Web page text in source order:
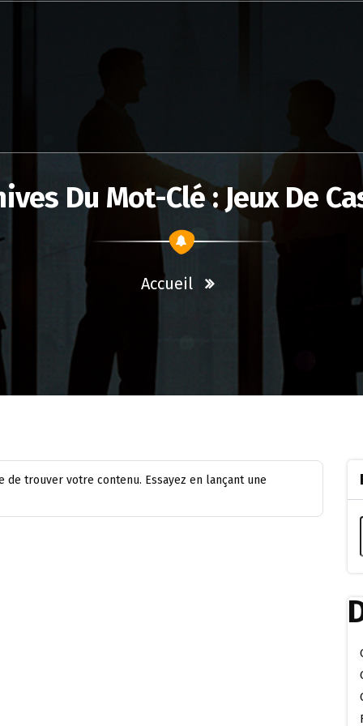
Du Mot-Clé : Jeux De
Accueil
trouver votre contenu. Essayez en lançant une